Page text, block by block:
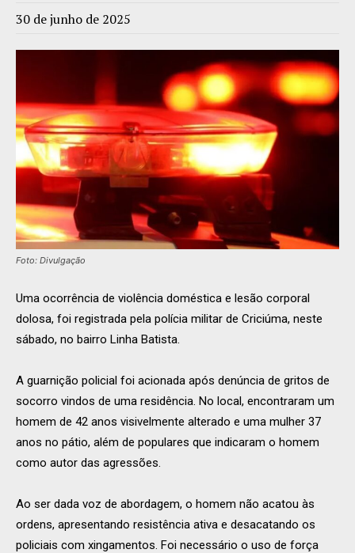
30 de junho de 2025
Foto: Divulgação
Uma ocorrência de violência doméstica e lesão corporal
dolosa, foi registrada pela polícia militar de Criciúma, neste
sábado, no bairro Linha Batista.
A guarnição policial foi acionada após denúncia de gritos de
socorro vindos de uma residência. No local, encontraram um
homem de 42 anos visivelmente alterado e uma mulher 37
anos no pátio, além de populares que indicaram o homem
como autor das agressões.
Ao ser dada voz de abordagem, o homem não acatou às
ordens, apresentando resistência ativa e desacatando os
policiais com xingamentos. Foi necessário o uso de força